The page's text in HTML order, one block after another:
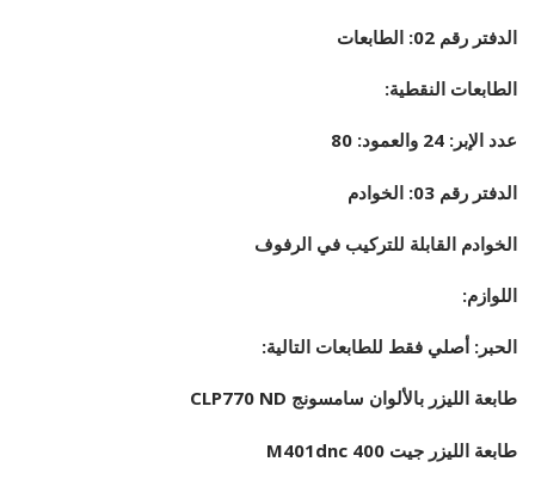
نماذج ما بعد التدرج
ميثاق الأداب والأخلاقيات الجامعية
الدفتر رقم 02: الطابعات
الطابعات النقطية:
عدد الإبر: 24 والعمود: 80
الدفتر رقم 03: الخوادم
الخوادم القابلة للتركيب في الرفوف
اللوازم:
الحبر: أصلي فقط للطابعات التالية:
طابعة الليزر بالألوان سامسونج CLP770 ND
طابعة الليزر جيت 400 M401dnc